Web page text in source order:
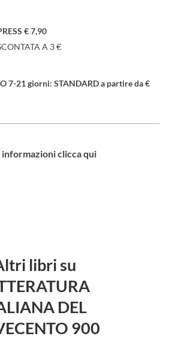
€ 7,90
A 3 €
7-21 giorni: STANDARD a partire da €
clicca qui
libri su
DEL
900